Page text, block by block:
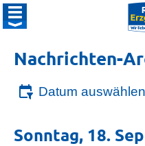
Nachrichten-
Datum auswählen
Sonntag, 18.